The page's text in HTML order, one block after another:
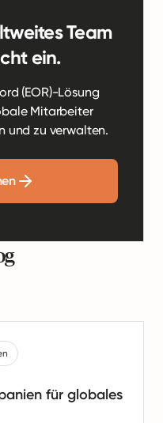
Team
ein.
(EOR)-Lösung
Mitarbeiter
und zu verwalten.
für globales